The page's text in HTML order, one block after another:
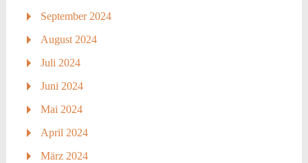
September 2024
August 2024
Juli 2024
Juni 2024
Mai 2024
April 2024
März 2024